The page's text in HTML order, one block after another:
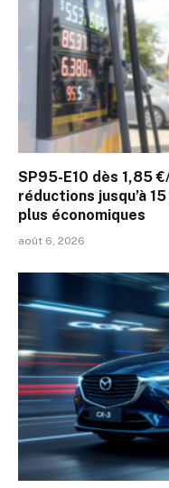
SP95-E10 dès 1,85
réductions jusqu’à
plus économiques
août 6, 2026